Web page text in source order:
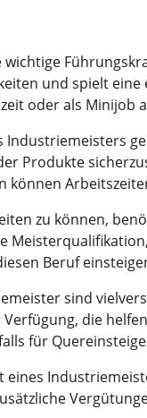
und spielt
oder als
Industriemeisters
Produkte
können
zu können,
Beruf
sind
die
für